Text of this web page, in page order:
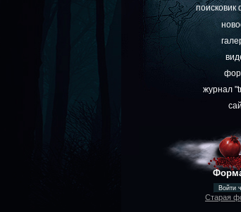
поисковик
журнал
Войти
Старая